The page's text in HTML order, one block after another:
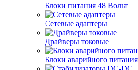
Блоки питания 48 Вольт
Сетевые адаптеры
Драйверы токовые
Блоки аварийного питания